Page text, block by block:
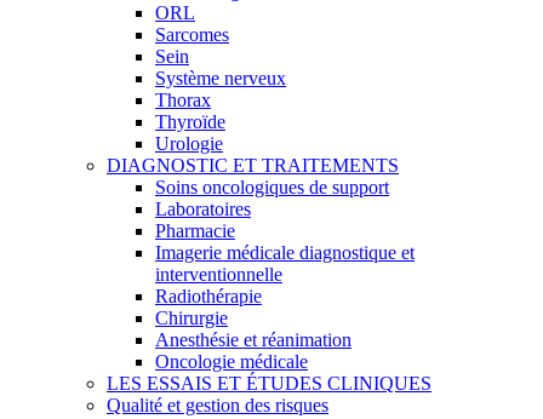
ORL
Sarcomes
Sein
Système nerveux
Thorax
Thyroïde
Urologie
DIAGNOSTIC ET TRAITEMENTS
Soins oncologiques de support
Laboratoires
Pharmacie
Imagerie médicale diagnostique et
interventionnelle
Radiothérapie
Chirurgie
Anesthésie et réanimation
Oncologie médicale
LES ESSAIS ET ÉTUDES CLINIQUES
Qualité et gestion des risques